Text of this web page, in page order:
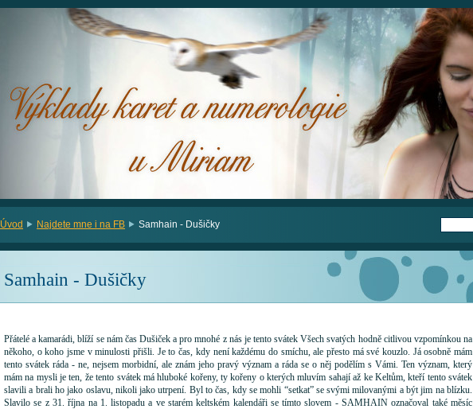
Úvod Najdete mne i na FB Samhain - Dušičky
Samhain - Dušičky
Přátelé a kamarádi, blíží se nám čas Dušiček a pro mnohé z nás je tento svátek Všech svatých hodně citlivou vzpomínkou na
někoho, o koho jsme v minulosti přišli. Je to čas, kdy není každému do smíchu, ale přesto má své kouzlo. Já osobně mám
tento svátek ráda - ne, nejsem morbidní, ale znám jeho pravý význam a ráda se o něj podělím s Vámi. Ten význam, který
mám na mysli je ten, že tento svátek má hluboké kořeny, ty kořeny o kterých mluvím sahají až ke Keltům, kteří tento svátek
slavili a brali ho jako oslavu, nikoli jako utrpení. Byl to čas, kdy se mohli “setkat” se svými milovanými a být jim na blízku.
Slavilo se z 31. října na 1. listopadu a ve starém keltském kalendáři se tímto slovem - SAMHAIN označoval také měsíc